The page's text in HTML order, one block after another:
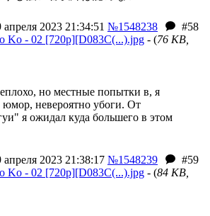
2023 21:34:51 №1548238
#58
Ko - 02 [720p][D083C(...).jpg - (76 KB,
но местные попытки в, я
юмор, невероятно убоги. От
я ожидал куда большего в этом
2023 21:38:17 №1548239
#59
Ko - 02 [720p][D083C(...).jpg - (84 KB,